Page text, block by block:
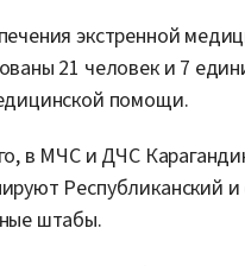
экстренной
21 человек и 7
помощи.
в МЧС и ДЧС
Республиканский
штабы.